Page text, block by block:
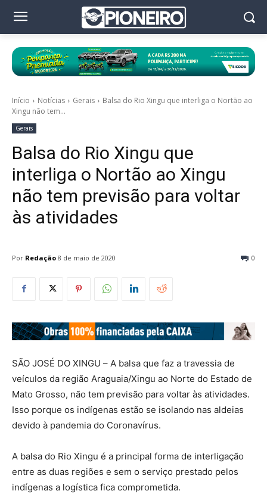
Início Notícias Gerais
Balsa do Rio Xingu que interliga o Nortão ao
Xingu não tem...
Gerais
Balsa do Rio Xingu que
interliga o Nortão ao Xingu
não tem previsão para voltar
às atividades
Por Redação 0
8 de maio de 2020
SÃO JOSÉ DO XINGU – A balsa que faz a travessia de
veículos da região Araguaia/Xingu ao Norte do Estado de
Mato Grosso, não tem previsão para voltar às atividades.
Isso porque os indígenas estão se isolando nas aldeias
devido à pandemia do Coronavírus.
A balsa do Rio Xingu é a principal forma de interligação
entre as duas regiões e sem o serviço prestado pelos
indígenas a logística fica comprometida.